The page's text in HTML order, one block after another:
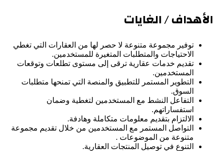
الأهداف / الغايات
توفير مجموعة متنوعة لا حصر لها من العقارات التي تغطي
الاحتياجات والمتطلبات المتغيرة للمستخدمين.
تقديم خدمات عقارية ترقى إلى مستوى تطلعات وتوقعات
المستخدمين.
التطوير المستمر للتطبيق والمنصة التي تمنحها متطلبات
السوق.
التفاعل النشط مع المستخدمين لتغطية وضمان
استفساراتهم.
الالتزام بتقديم معلومات متكاملة وهادفة.
التواصل المستمر مع المستخدمين من خلال تقديم مجموعة
متنوعة من الموضوعات .
التنوع في توصيل المنتجات العقارية.